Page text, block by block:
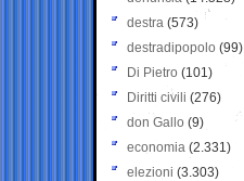
destra (573)
destradipopolo (99)
Di Pietro (101)
Diritti civili (276)
don Gallo (9)
economia (2.331)
elezioni (3.303)